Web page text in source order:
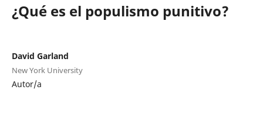
¿Qué es el populismo punitivo?
David Garland
New York University
Autor/a